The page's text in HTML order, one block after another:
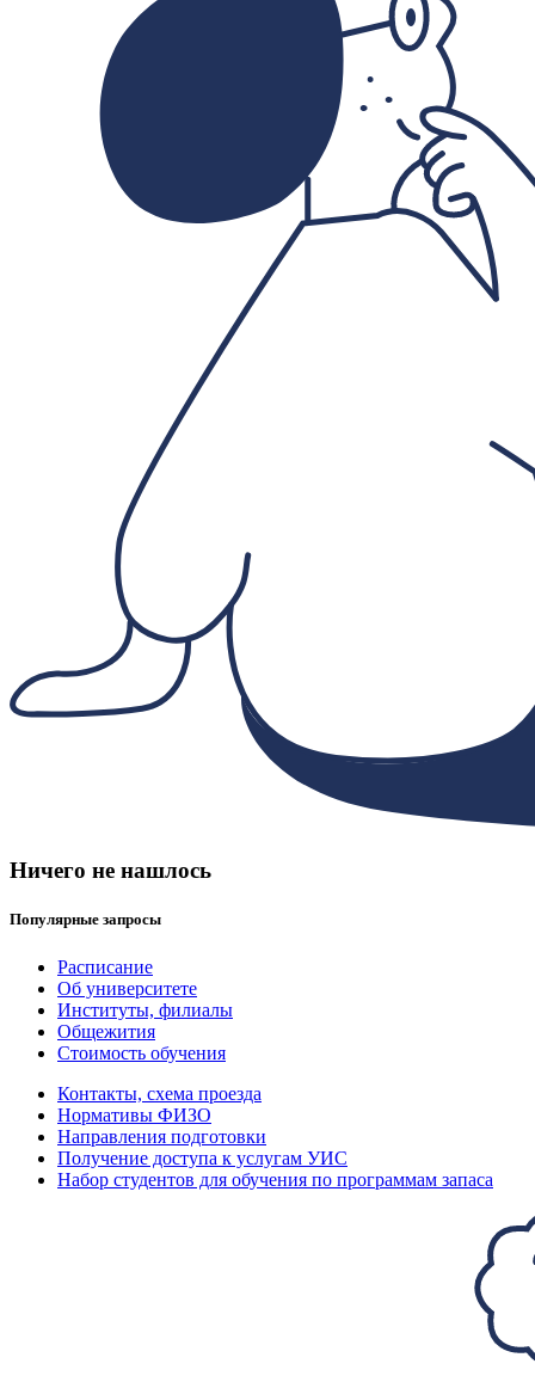
Ничего не нашлось
Популярные запросы
Расписание
Об университете
Институты, филиалы
Общежития
Стоимость обучения
Контакты, схема проезда
Нормативы ФИЗО
Направления подготовки
Получение доступа к услугам УИС
Набор студентов для обучения по программам запаса